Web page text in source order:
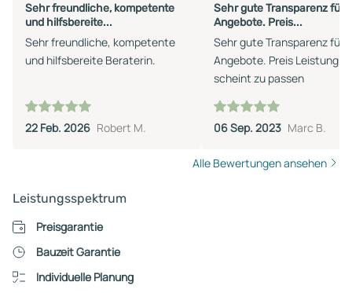
Sehr freundliche, kompetente
und hilfsbereite...
Sehr freundliche, kompetente
und hilfsbereite Beraterin.
22 Feb. 2026 Robert M.
Sehr gute Transparenz für
Angebote. Preis...
Sehr gute Transparenz für
Angebote. Preis Leistung
scheint zu passen
06 Sep. 2023 Marc B.
Alle Bewertungen ansehen
Leistungsspektrum
Preisgarantie
Bauzeit Garantie
Individuelle Planung